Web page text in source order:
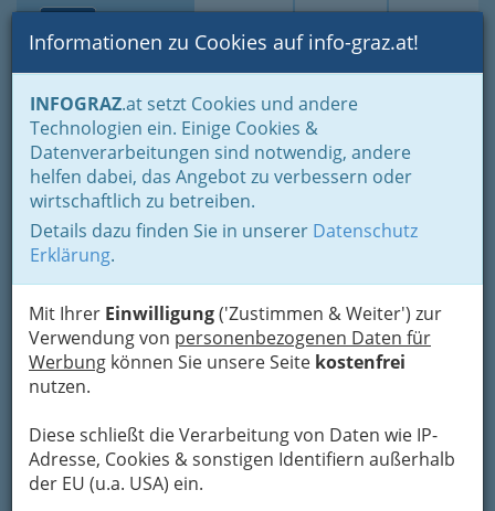
Suche Login Toggle
Informationen zu Cookies auf info-graz.at!
INFOGRAZ.at setzt Cookies und andere
Technologien ein. Einige Cookies &
Datenverarbeitungen sind notwendig, andere
helfen dabei, das Angebot zu verbessern oder
wirtschaftlich zu betreiben.
Details dazu finden Sie in unserer Datenschutz
Erklärung.
Mit Ihrer Einwilligung('Zustimmen & Weiter') zur
Verwendung von personenbezogenen Daten für
Werbung können Sie unsere Seite kostenfrei
nutzen.
Diese schließt die Verarbeitung von Daten wie IP-
Adresse, Cookies & sonstigen Identifiern außerhalb
der EU (u.a. USA) ein.
Home Branchen Industrie
Maschinen und Metallwaren
Stahlbauindustrie
Stahlbauindustrie
Bezirksauswahl
Alle Bezirke
1
Ingenieurbüro Eisner
Körösistraße 21, 8010 Graz
+43 316 672 866
E-Mail
Karte & Routenplaner
Eintrag ändern